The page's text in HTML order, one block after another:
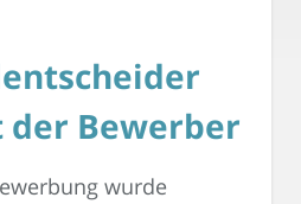
der Bewerber
wurde